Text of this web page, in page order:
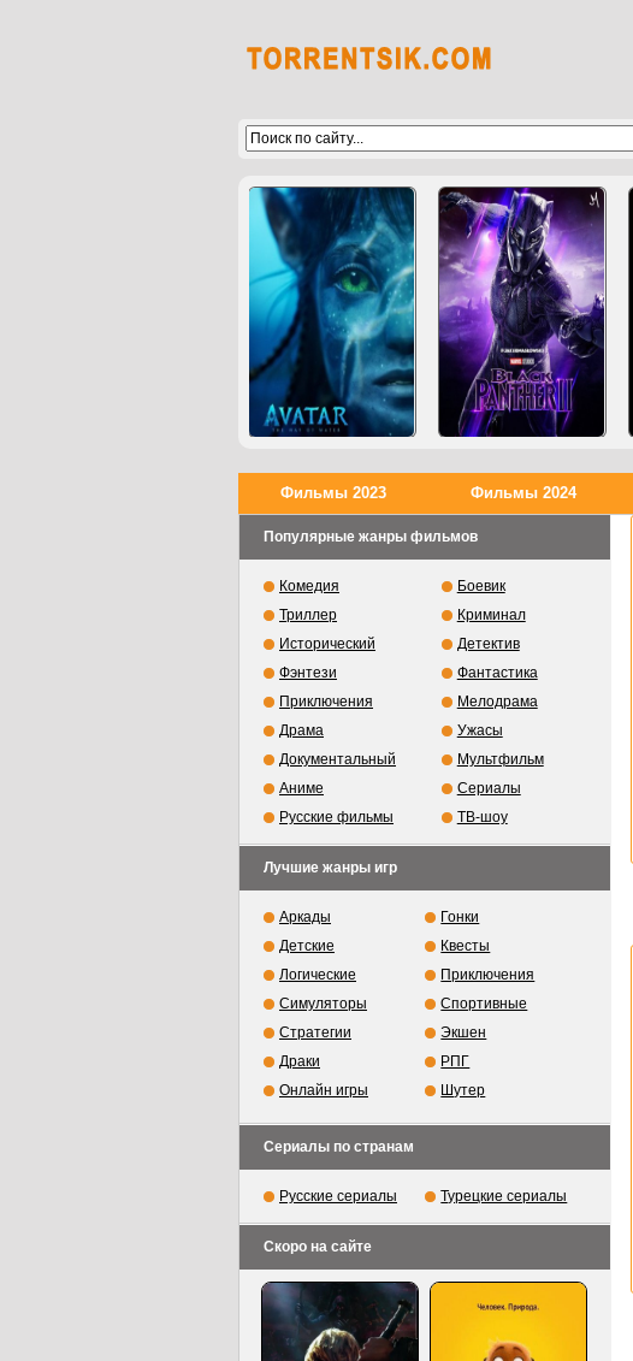
Фильмы 2023 Фильмы 2024
Популярные жанры фильмов
Комедия
Боевик
Триллер
Криминал
Исторический
Детектив
Фэнтези
Фантастика
Приключения
Мелодрама
Драма
Ужасы
Документальный
Мультфильм
Аниме
Сериалы
Русские фильмы
ТВ-шоу
Лучшие жанры игр
Аркады
Гонки
Детские
Квесты
Логические
Приключения
Симуляторы
Спортивные
Стратегии
Экшен
Драки
РПГ
Онлайн игры
Шутер
Сериалы по странам
Русские сериалы Турецкие сериалы
Скоро на сайте